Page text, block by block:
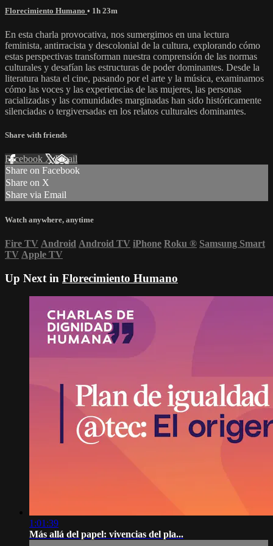
Florecimiento Humano • 1h 23m
En esta charla provocativa, nos sumergimos en una lectura
feminista, antirracista y descolonial de la cultura, explorando cómo
estas perspectivas transforman nuestra comprensión de las normas
culturales y desafían las estructuras de poder dominantes. Desde la
literatura hasta el cine, pasando por el arte y la música, examinamos
cómo las voces y las experiencias de las mujeres, las personas
racializadas y las comunidades marginadas han sido históricamente
silenciadas o tergiversadas en los relatos culturales dominantes.
Share with friends
Facebook XEmail
Share on Facebook
Share on X
Share via Email
Watch anywhere, anytime
Fire TV Android Android TV iPhone Roku ® Samsung Smart
TV Apple TV
Up Next in Florecimiento Humano
1:01:39
Más allá del papel: vivencias del pla...